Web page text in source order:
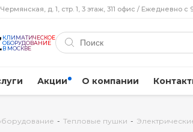
д. 1, стр. 1, 3 этаж, 311 офис / Ежедневно с
КЛИМАТИЧЕСКОЕ
ОБОРУДОВАНИЕ
В МОСКВЕ
Акции О компании
- Тепловые пушки -